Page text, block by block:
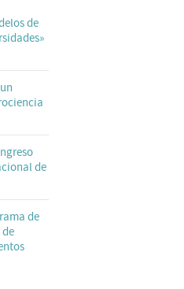
de
de
de